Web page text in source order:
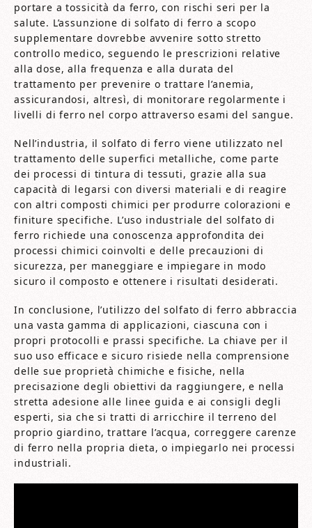
portare a tossicità da ferro, con rischi seri per la
salute. L’assunzione di solfato di ferro a scopo
supplementare dovrebbe avvenire sotto stretto
controllo medico, seguendo le prescrizioni relative
alla dose, alla frequenza e alla durata del
trattamento per prevenire o trattare l’anemia,
assicurandosi, altresì, di monitorare regolarmente i
livelli di ferro nel corpo attraverso esami del sangue.
Nell’industria, il solfato di ferro viene utilizzato nel
trattamento delle superfici metalliche, come parte
dei processi di tintura di tessuti, grazie alla sua
capacità di legarsi con diversi materiali e di reagire
con altri composti chimici per produrre colorazioni e
finiture specifiche. L’uso industriale del solfato di
ferro richiede una conoscenza approfondita dei
processi chimici coinvolti e delle precauzioni di
sicurezza, per maneggiare e impiegare in modo
sicuro il composto e ottenere i risultati desiderati.
In conclusione, l’utilizzo del solfato di ferro abbraccia
una vasta gamma di applicazioni, ciascuna con i
propri protocolli e prassi specifiche. La chiave per il
suo uso efficace e sicuro risiede nella comprensione
delle sue proprietà chimiche e fisiche, nella
precisazione degli obiettivi da raggiungere, e nella
stretta adesione alle linee guida e ai consigli degli
esperti, sia che si tratti di arricchire il terreno del
proprio giardino, trattare l’acqua, correggere carenze
di ferro nella propria dieta, o impiegarlo nei processi
industriali.